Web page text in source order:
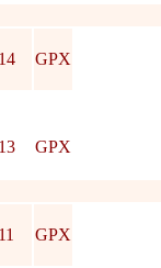
14 GPX
13 GPX
11 GPX